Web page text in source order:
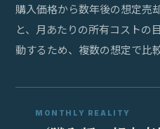
購入価格から数年後の想定売
と、月あたりの所有コストの
動するため、複数の想定で比
MONTHLY REALITY